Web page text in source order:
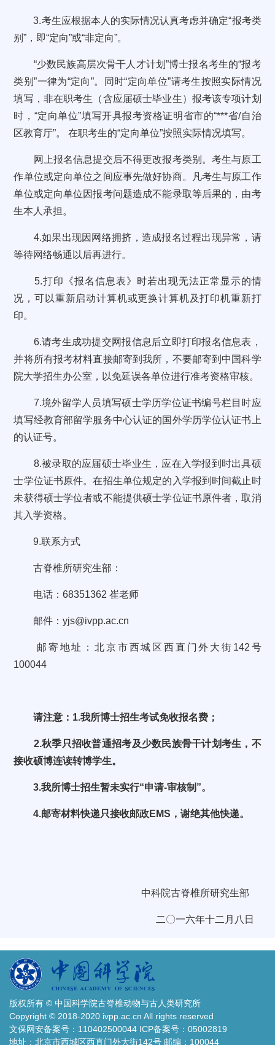
3.考生应根据本人的实际情况认真考虑并确定“报考类
别”，即“定向”或“非定向”。
“少数民族高层次骨干人才计划”博士报名考生的“报考
类别”一律为“定向”。同时“定向单位”请考生按照实际情况
填写，非在职考生（含应届硕士毕业生）报考该专项计划
时，“定向单位”填写开具报考资格证明省市的“***省/自治
区教育厅”。 在职考生的“定向单位”按照实际情况填写。
网上报名信息提交后不得更改报考类别。考生与原工
作单位或定向单位之间应事先做好协商。凡考生与原工作
单位或定向单位因报考问题造成不能录取等后果的，由考
生本人承担。
4.如果出现因网络拥挤，造成报名过程出现异常，请
等待网络畅通以后再进行。
5.打印《报名信息表》时若出现无法正常显示的情
况，可以重新启动计算机或更换计算机及打印机重新打
印。
6.请考生成功提交网报信息后立即打印报名信息表，
并将所有报考材料直接邮寄到我所，不要邮寄到中国科学
院大学招生办公室，以免延误各单位进行准考资格审核。
7.境外留学人员填写硕士学历学位证书编号栏目时应
填写经教育部留学服务中心认证的国外学历学位认证书上
的认证号。
8.被录取的应届硕士毕业生，应在入学报到时出具硕
士学位证书原件。在招生单位规定的入学报到时间截止时
未获得硕士学位者或不能提供硕士学位证书原件者，取消
其入学资格。
9.联系方式
古脊椎所研究生部：
电话：68351362 崔老师
邮件：yjs@ivpp.ac.cn
邮寄地址：北京市西城区西直门外大街142号
100044
请注意：1.我所博士招生考试免收报名费；
2.秋季只招收普通招考及少数民族骨干计划考生，不
接收硕博连读转博学生。
3.我所博士招生暂未实行“申请-审核制”。
4.邮寄材料快递只接收邮政EMS，谢绝其他快递。
中科院古脊椎所研究生部
二〇一六年十二月八日
版权所有 © 中国科学院古脊椎动物与古人类研究所
Copyright © 2018-2020 ivpp.ac.cn All rights reserved
文保网安备案号：110402500044 ICP备案号：05002819
地址：北京市西城区西直门外大街142号 邮编：100044